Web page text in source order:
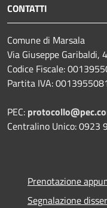
CONTATTI
Comune di Marsala
Via Giuseppe
Codice Fiscale:
Partita IVA:
PEC:
Centralino Unico: 0923
Prenotazione
Segnalazione